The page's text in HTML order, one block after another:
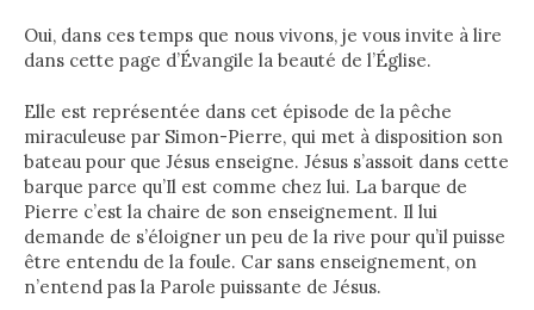
Oui, dans ces temps que nous vivons, je vous invite à lire
dans cette page d’Évangile la beauté de l’Église.
Elle est représentée dans cet épisode de la pêche
miraculeuse par Simon-Pierre, qui met à disposition son
bateau pour que Jésus enseigne. Jésus s’assoit dans cette
barque parce qu’Il est comme chez lui. La barque de
Pierre c’est la chaire de son enseignement. Il lui
demande de s’éloigner un peu de la rive pour qu’il puisse
être entendu de la foule. Car sans enseignement, on
n’entend pas la Parole puissante de Jésus.